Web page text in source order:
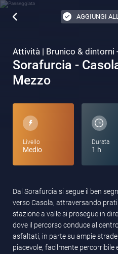
AGGIUNGI
Attività | Brunico & dintorni
Sorafurcia -
Mezzo
Livello
Medio
Durata
1 h
Dal Sorafurcia si segue il ben
verso Casola, attraversando
stazione a valle si prosegue in
dove il percorso conduce al
asfaltati, in parte su ampie strade
piacevole, facilmente percorribile